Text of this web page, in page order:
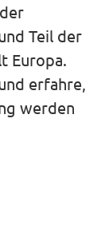
Teil der
Europa.
erfahre,
werden